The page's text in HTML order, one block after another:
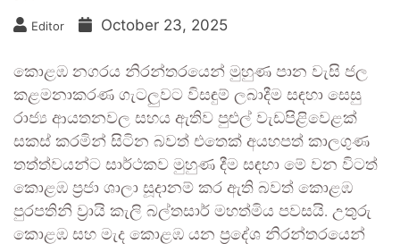
Editor October 23, 2025
කොළඹ නගරය නිරන්තරයෙන් මුහුණ පාන වැසි ජල
කළමනාකරණ ගැටලුවට විසඳුම් ලබාදීම සඳහා සෙසු
රාජ්‍ය ආයතනවල සහය ඇතිව පුළුල් වැඩපිළිවෙළක්
සකස් කරමින් සිටින බවත් එතෙක් අයහපත් කාලගුණ
තත්ත්වයන්ට සාර්ථකව මුහුණ දීම සඳහා මේ වන විටත්
කොළඹ ප්‍රජා ශාලා සූදානම් කර ඇති බවත් කොළඹ
පුරපතිනි ව්‍රායි කැලි බල්තසාර් මහත්මිය පවසයි. උතුරු
කොළඹ සහ මැද කොළඹ යන ප්‍රදේශ නිරන්තරයෙන්